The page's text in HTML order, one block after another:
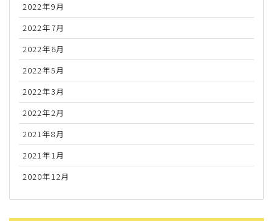
2022年9月
2022年7月
2022年6月
2022年5月
2022年3月
2022年2月
2021年8月
2021年1月
2020年12月